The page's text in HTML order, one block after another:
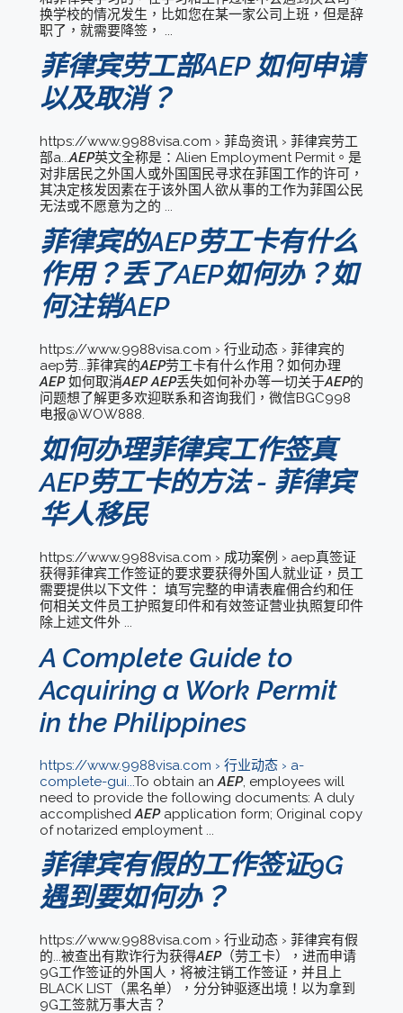
换学校的情况发生，比如您在某一家公司上班，但是辞
职了，就需要降签， ...
菲律宾劳工部AEP 如何申请
以及取消？
https://www.9988visa.com › 菲岛资讯 › 菲律宾劳工
部a...AEP英文全称是：Alien Employment Permit。是
对非居民之外国人或外国国民寻求在菲国工作的许可，
其决定核发因素在于该外国人欲从事的工作为菲国公民
无法或不愿意为之的 ...
菲律宾的AEP劳工卡有什么
作用？丢了AEP如何办？如
何注销AEP
https://www.9988visa.com › 行业动态 › 菲律宾的
aep劳...菲律宾的AEP劳工卡有什么作用？如何办理
AEP如何取消AEP AEP丢失如何补办等一切关于AEP的
问题想了解更多欢迎联系和咨询我们，微信BGC998
电报@WOW888.
如何办理菲律宾工作签真
AEP劳工卡的方法 - 菲律宾
华人移民
https://www.9988visa.com › 成功案例 › aep真签证
获得菲律宾工作签证的要求要获得外国人就业证，员工
需要提供以下文件： 填写完整的申请表雇佣合约和任
何相关文件员工护照复印件和有效签证营业执照复印件
除上述文件外 ...
A Complete Guide to
Acquiring a Work Permit
in the Philippines
https://www.9988visa.com › 行业动态 › a-
complete-gui...To obtain anAEP, employees will
need to provide the following documents: A duly
accomplishedAEPapplication form; Original copy
of notarized employment ...
菲律宾有假的工作签证9G
遇到要如何办？
https://www.9988visa.com › 行业动态 › 菲律宾有假
的...被查出有欺诈行为获得AEP（劳工卡），进而申请
9G工作签证的外国人，将被注销工作签证，并且上
BLACK LIST（黑名单），分分钟驱逐出境！以为拿到
9G工签就万事大吉？